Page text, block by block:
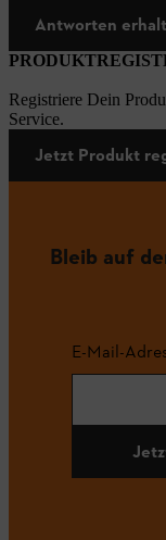
Antworten
Registriere Dein
Service.
Jetzt Produkt
Bleib auf
E-Mail-